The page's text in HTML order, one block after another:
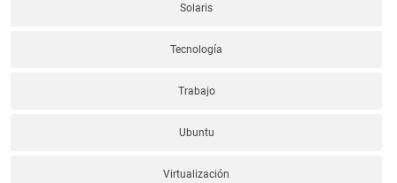
Solaris
Tecnología
Trabajo
Ubuntu
Virtualización